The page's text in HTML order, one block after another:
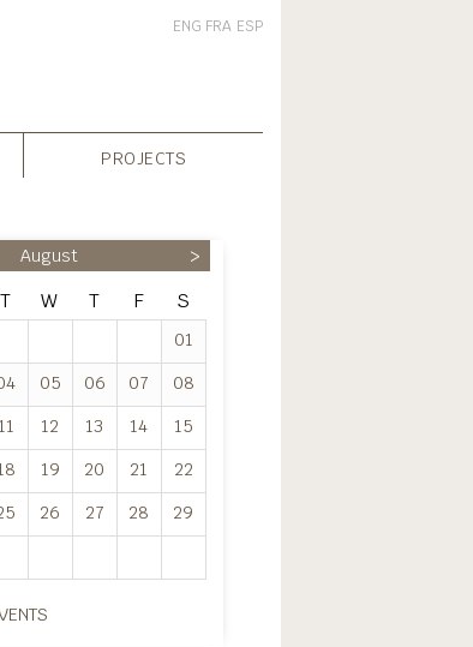
ENG FRA ESP
PROJECTS
August >
T W T F S
01
05 06 07
08
11 12 13 14
15
19 20 21
22
26 27 28
29